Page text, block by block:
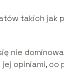
takich jak
nie
opiniami, co